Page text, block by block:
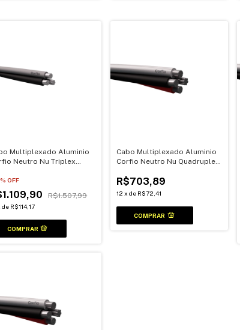
Multiplexado Aluminio
Neutro Nu Triplex
% OFF
R$1.507,99
de R$114,17
Cabo Multiplexado Aluminio
Corfio Neutro Nu Quadruplex
R$703,89
12 x de R$72,41